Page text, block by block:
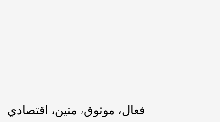
فعال، موثوق، متين، اقتصادي